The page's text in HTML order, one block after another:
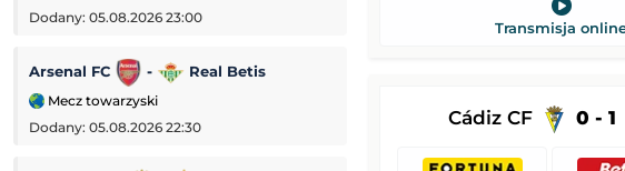
Dodany: 05.08.2026 23:00
Arsenal FC - Real Betis
Mecz towarzyski
Dodany: 05.08.2026 22:30 Dodany: 05.08.2026 20:30
Transmisja
Cádiz CF 0 - 1